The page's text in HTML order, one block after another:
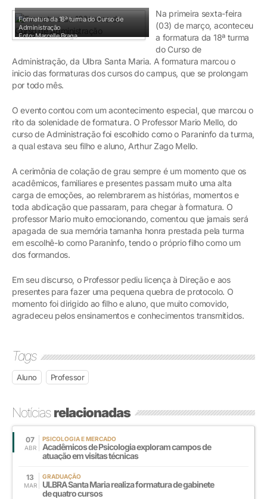
Formatura da 18ª turma do Curso de
Administração
Foto: Marcelle Braga
Na primeira sexta-feira
(03) de março, aconteceu
a formatura da 18ª turma
do Curso de
Administração, da Ulbra Santa Maria. A formatura marcou o
inicio das formaturas dos cursos do campus, que se prolongam
por todo mês.
O evento contou com um acontecimento especial, que marcou o
rito da solenidade de formatura. O Professor Mario Mello, do
curso de Administração foi escolhido como o Paraninfo da turma,
a qual estava seu filho e aluno, Arthur Zago Mello.
A cerimônia de colação de grau sempre é um momento que os
acadêmicos, familiares e presentes passam muito uma alta
carga de emoções, ao relembrarem as histórias, momentos e
toda abdicação que passaram, para chegar à formatura. O
professor Mario muito emocionando, comentou que jamais será
apagada de sua memória tamanha honra prestada pela turma
em escolhê-lo como Paraninfo, tendo o próprio filho como um
dos formandos.
Em seu discurso, o Professor pediu licença à Direção e aos
presentes para fazer uma pequena quebra de protocolo. O
momento foi dirigido ao filho e aluno, que muito comovido,
agradeceu pelos ensinamentos e conhecimentos transmitidos.
Tags
Aluno Professor
Notíciasrelacionadas
07
ABR
PSICOLOGIA E MERCADO
Acadêmicos de Psicologia exploram campos de
atuação em visitas técnicas
13
MAR
GRADUAÇÃO
ULBRA Santa Maria realiza formatura de gabinete
de quatro cursos